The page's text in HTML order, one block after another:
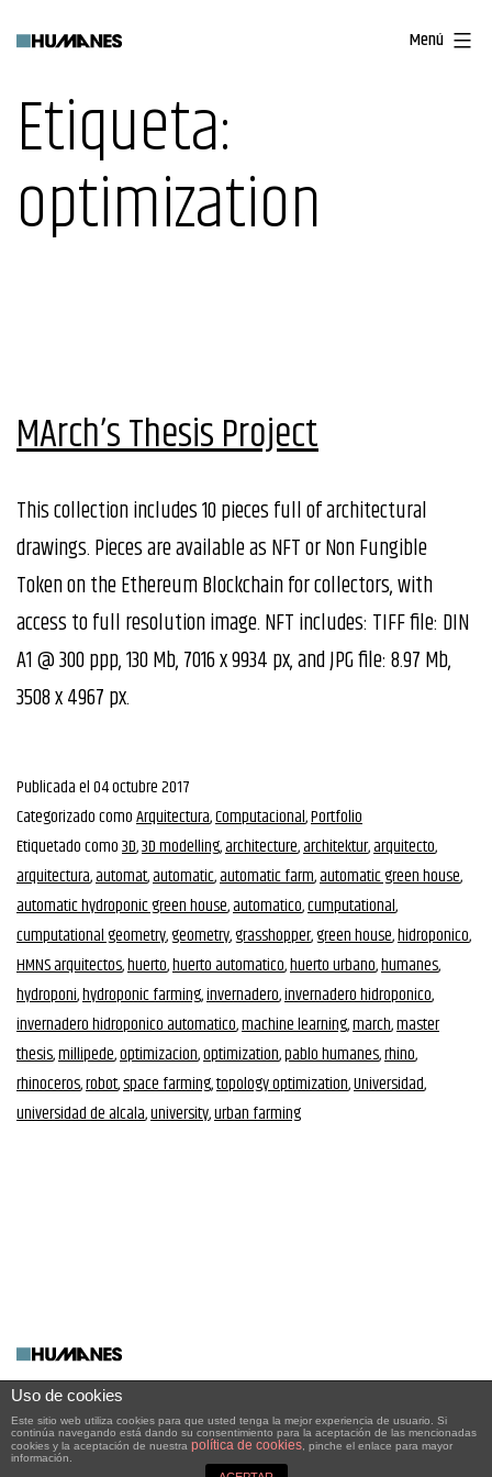
contenido
Menú
Etiqueta:
optimization
MArch’s Thesis Project
This collection includes 10 pieces full of architectural
drawings. Pieces are available as NFT or Non Fungible
Token on the Ethereum Blockchain for collectors, with
access to full resolution image. NFT includes: TIFF file: DIN
A1 @ 300 ppp, 130 Mb, 7016 x 9934 px, and JPG file: 8.97 Mb,
3508 x 4967 px.
Publicada el04 octubre 2017
Categorizado comoArquitectura,Computacional,Portfolio
Etiquetado como3D,3D modelling,architecture,architektur,arquitecto,
arquitectura,automat,automatic,automatic farm,automatic green house,
automatic hydroponic green house,automatico,cumputational,
cumputational geometry,geometry,grasshopper,green house,hidroponico,
HMNS arquitectos,huerto,huerto automatico,huerto urbano,humanes,
hydroponi,hydroponic farming,invernadero,invernadero hidroponico,
invernadero hidroponico automatico,machine learning,march,master
thesis,millipede,optimizacion,optimization,pablo humanes,rhino,
rhinoceros,robot,space farming,topology optimization,Universidad,
universidad de alcala,university,urban farming
Uso de cookies
Este sitio web utiliza cookies para que usted tenga la mejor experiencia de usuario. Si
continúa navegando está dando su consentimiento para la aceptación de las mencionadas
cookies y la aceptación de nuestra política de cookies , pinche el enlace para mayor
información.